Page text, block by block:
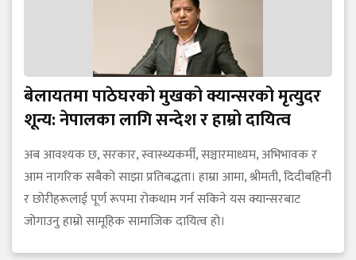
बेलायतमा पाठेघरको मुखको क्यान्सरको मृत्युदर
शून्य: नेपालका लागि सन्देश र हाम्रो दायित्व
अब आवश्यक छ, सरकार, स्वास्थ्यकर्मी, सञ्चारमाध्यम, अभिभावक र
आम नागरिक सबैको साझा प्रतिबद्धता। हाम्रा आमा, श्रीमती, दिदीबहिनी
र छोरीहरूलाई पूर्ण रूपमा रोकथाम गर्न सकिने यस क्यान्सरबाट
जोगाउनु हाम्रो सामूहिक सामाजिक दायित्व हो।